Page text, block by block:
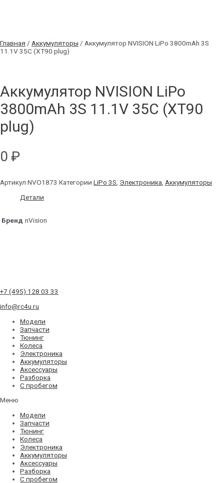
Главная / Аккумуляторы / Аккумулятор NVISION LiPo 3800mAh 3S
11.1V 35C (XT90 plug)
Аккумулятор NVISION LiPo
3800mAh 3S 11.1V 35C (XT90
plug)
0 ₽
Артикул NVO1873 Категории LiPo 3S, Электроника, Аккумуляторы
Детали
Бренд nVision
+7 (495) 128 03 33
info@rc4u.ru
Модели
Запчасти
Тюнинг
Колеса
Электроника
Аккумуляторы
Аксессуары
Разборка
С пробегом
Меню
Модели
Запчасти
Тюнинг
Колеса
Электроника
Аккумуляторы
Аксессуары
Разборка
С пробегом